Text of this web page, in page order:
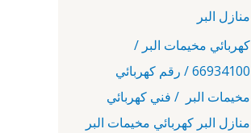
منازل البر
كهربائي مخيمات البر /
66934100 / رقم كهربائي
مخيمات البر / فني كهربائي
منازل البر كهربائي مخيمات البر